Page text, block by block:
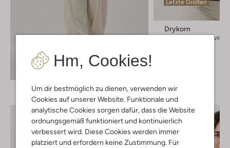
Hm, Cookies!
Um dir bestmöglich zu dienen, verwenden wir
Cookies auf unserer Website. Funktionale und
analytische Cookies sorgen dafür, dass die Website
ordnungsgemäß funktioniert und kontinuierlich
verbessert wird. Diese Cookies werden immer
platziert und erfordern keine Zustimmung. Für
Entdecke den Look
Letzte Größen
Drykorn
Rollkragenpullover